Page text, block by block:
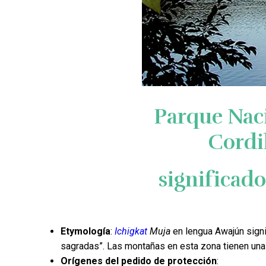
Parque
Etymología: Ichigkat Muja en lengua Awajún
sagradas”. Las montañas en esta zona tienen
Orígenes del pedido de protección: